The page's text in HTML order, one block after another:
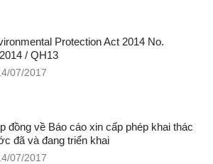
Protection Act 2014 No.
/ QH13
07/2017
đồng về Báo cáo xin cấp phép khai thác
đã và đang triển khai
07/2017